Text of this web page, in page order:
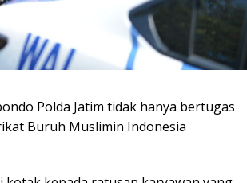
Polda Jatim tidak hanya bertugas
Buruh Muslimin Indonesia